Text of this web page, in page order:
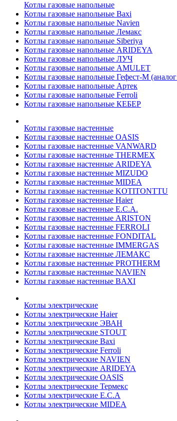
Котлы газовые напольные
Котлы газовые напольные Baxi
Котлы газовые напольные Navien
Котлы газовые напольные Лемакс
Котлы газовые напольные Siberiya
Котлы газовые напольные ARIDEYA
Котлы газовые напольные ЛУЧ
Котлы газовые напольные AMULET
Котлы газовые напольные Гефест-М
Котлы газовые напольные Артек
Котлы газовые напольные Ferroli
Котлы газовые напольные КЕБЕР
Котлы газовые настенные
Котлы газовые настенные OASIS
Котлы газовые настенные VANWARD
Котлы газовые настенные THERMEX
Котлы газовые настенные ARIDEYA
Котлы газовые настенные MIZUDO
Котлы газовые настенные MIDEA
Котлы газовые настенные KOTITONTTU
Котлы газовые настенные Haier
Котлы газовые настенные E.C.A.
Котлы газовые настенные ARISTON
Котлы газовые настенные FERROLI
Котлы газовые настенные FONDITAL
Котлы газовые настенные IMMERGAS
Котлы газовые настенные ЛЕМАКС
Котлы газовые настенные PROTHERM
Котлы газовые настенные NAVIEN
Котлы газовые настенные BAXI
Котлы электрические
Котлы электрические Haier
Котлы электрические ЭВАН
Котлы электрические STOUT
Котлы электрические Baxi
Котлы электрические Ferroli
Котлы электрические NAVIEN
Котлы электрические ARIDEYA
Котлы электрические OASIS
Котлы электрические Термекс
Котлы электрические E.C.A
Котлы электрические MIDEA